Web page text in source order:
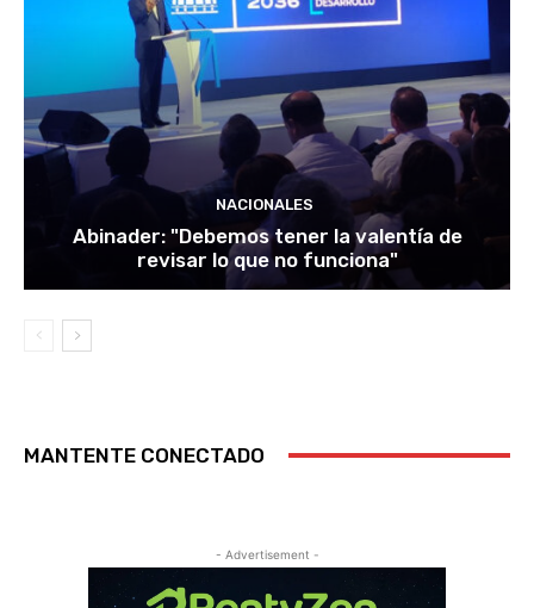
NACIONALES
Abinader: "Debemos tener la valentía de
revisar lo que no funciona"
MANTENTE CONECTADO
- Advertisement -